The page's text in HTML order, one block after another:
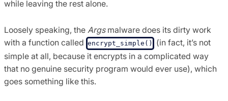
while leaving the rest alone.
Loosely speaking, the Argsmalware does its dirty work
with a function called encrypt_simple()
(in fact, it’s not
simple at all, because it encrypts in a complicated way
that no genuine security program would ever use), which
goes something like this.